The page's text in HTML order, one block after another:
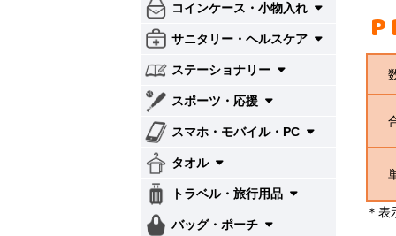
＊
コインケース・小物入れ
サニタリー・ヘルスケア
ステーショナリー
スポーツ・応援
スマホ・モバイル・PC
タオル
トラベル・旅行用品
バッグ・ポーチ